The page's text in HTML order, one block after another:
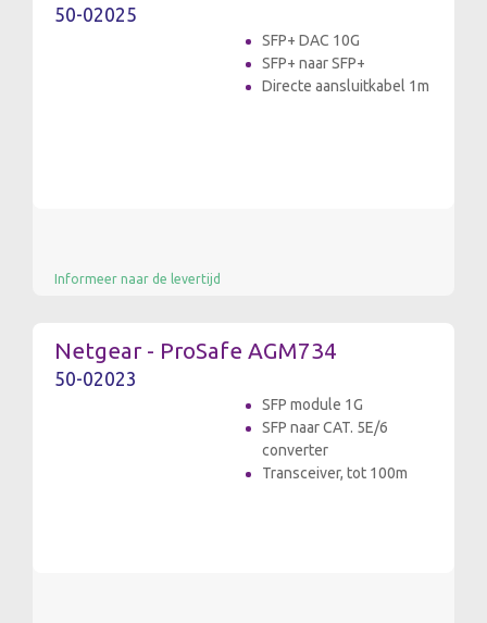
50-02025
SFP+ DAC 10G
SFP+ naar SFP+
Directe aansluitkabel 1m
Informeer naar de levertijd
Netgear - ProSafe AGM734
50-02023
SFP module 1G
SFP naar CAT. 5E/6
converter
Transceiver, tot 100m